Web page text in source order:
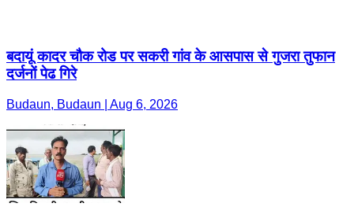
बदायूं कादर चौक रोड पर सकरी गांव के आसपास से गुजरा तुफान
दर्जनों पेढ गिरे
Budaun, Budaun | Aug 6, 2026